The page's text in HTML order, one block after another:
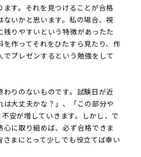
ます。それを見つけることが合格
ないかと思います。私の場合、視
残りやすいという特徴があったた
を作ってそれをひたすら見たり、作
でプレゼンするという勉強をして
わりのないものです。試験日が近
は大丈夫かな？」、「この部分や
安が増していきます。しかし、で
心に取り組めば、必ず合格できま
まにとって少しでも役立てば幸い